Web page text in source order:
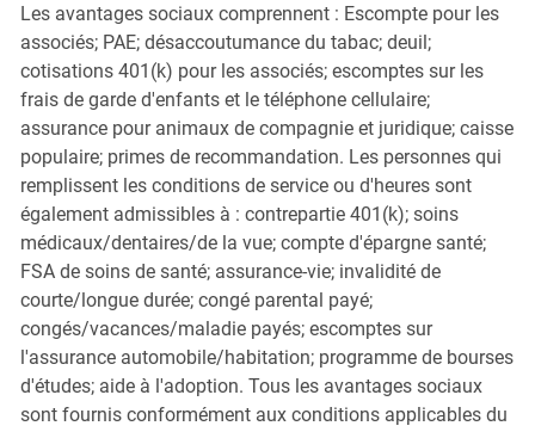
Les avantages sociaux comprennent : Escompte pour les
associés; PAE; désaccoutumance du tabac; deuil;
cotisations 401(k) pour les associés; escomptes sur les
frais de garde d'enfants et le téléphone cellulaire;
assurance pour animaux de compagnie et juridique; caisse
populaire; primes de recommandation. Les personnes qui
remplissent les conditions de service ou d'heures sont
également admissibles à : contrepartie 401(k); soins
médicaux/dentaires/de la vue; compte d'épargne santé;
FSA de soins de santé; assurance-vie; invalidité de
courte/longue durée; congé parental payé;
congés/vacances/maladie payés; escomptes sur
l'assurance automobile/habitation; programme de bourses
d'études; aide à l'adoption. Tous les avantages sociaux
sont fournis conformément aux conditions applicables du